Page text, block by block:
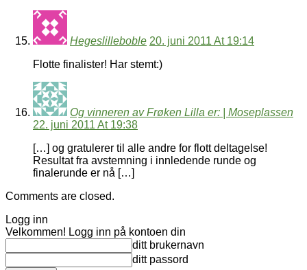
Hegeslilleboble 20. juni 2011 At 19:14
Flotte finalister! Har stemt:)
Og vinneren av Frøken Lilla er: | Moseplassen
22. juni 2011 At 19:38
[…] og gratulerer til alle andre for flott deltagelse!
Resultat fra avstemning i innledende runde og
finalerunde er nå […]
Comments are closed.
Logg inn
Velkommen! Logg inn på kontoen din
ditt brukernavn
ditt passord